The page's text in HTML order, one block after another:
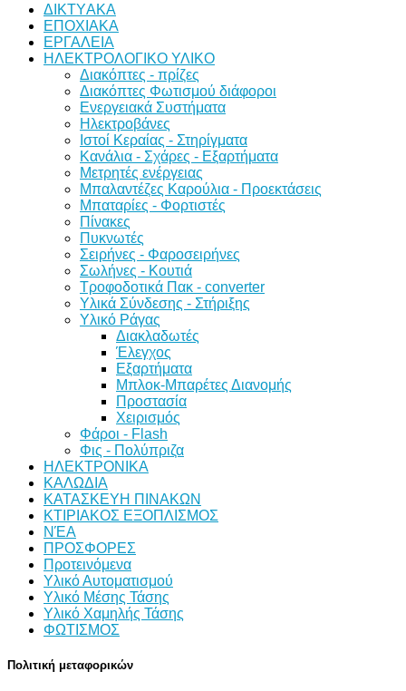
ΔΙKTΥAKA
ΕΠΟΧΙΑΚΑ
ΕΡΓΑΛΕΙΑ
ΗΛΕΚΤΡΟΛΟΓΙΚΟ ΥΛΙΚΟ
Διακόπτες - πρίζες
Διακόπτες Φωτισμού διάφοροι
Ενεργειακά Συστήματα
Ηλεκτροβάνες
Ιστοί Κεραίας - Στηρίγματα
Κανάλια - Σχάρες - Εξαρτήματα
Μετρητές ενέργειας
Μπαλαντέζες Καρούλια - Προεκτάσεις
Μπαταρίες - Φορτιστές
Πίνακες
Πυκνωτές
Σειρήνες - Φαροσειρήνες
Σωλήνες - Κουτιά
Τροφοδοτικά Πακ - converter
Υλικά Σύνδεσης - Στήριξης
Υλικό Ράγας
Διακλαδωτές
Έλεγχος
Εξαρτήματα
Μπλοκ-Μπαρέτες Διανομής
Προστασία
Χειρισμός
Φάροι - Flash
Φις - Πολύπριζα
ΗΛΕΚΤΡΟΝΙΚΑ
ΚΑΛΩΔΙΑ
ΚΑΤΑΣΚΕΥΗ ΠΙΝΑΚΩΝ
ΚΤΙΡΙΑΚΟΣ ΕΞΟΠΛΙΣΜΟΣ
ΝΈΑ
ΠΡΟΣΦΟΡΕΣ
Προτεινόμενα
Υλικό Αυτοματισμού
Υλικό Μέσης Τάσης
Υλικό Χαμηλής Τάσης
ΦΩΤΙΣΜΟΣ
Πολιτική μεταφορικών